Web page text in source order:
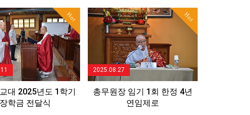
Hot
대 2025년도 1학기
장학금 전달식
Hot
2025.08.27
총무원장 임기 1회 한정 4년
연임제로